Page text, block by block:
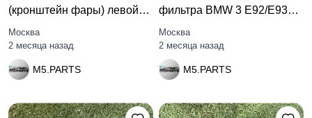
(кронштейн фары) левой
BMW 3
Москва
2 месяца назад
M5.PARTS
фильтра BMW 3 E92/E93
рест.
Москва
2 месяца назад
M5.PARTS